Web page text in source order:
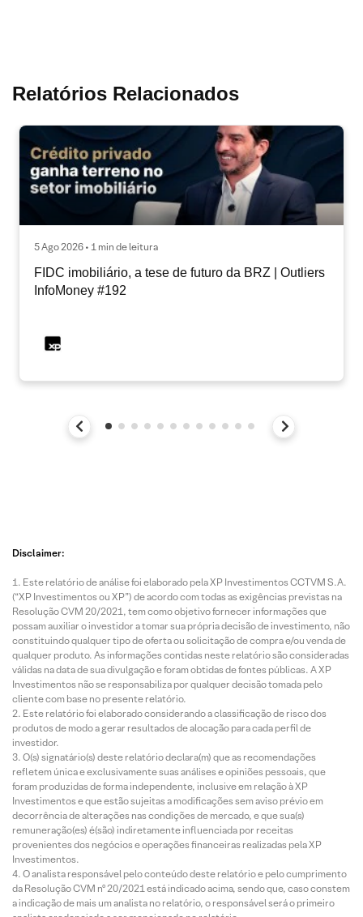
Relatórios Relacionados
5 Ago 2026 • 1 min de leitura
FIDC imobiliário, a tese de futuro da BRZ | Outliers
InfoMoney #192
Disclaimer:
Este relatório de análise foi elaborado pela XP Investimentos CCTVM S.A.
(“XP Investimentos ou XP”) de acordo com todas as exigências previstas na
Resolução CVM 20/2021, tem como objetivo fornecer informações que
possam auxiliar o investidor a tomar sua própria decisão de investimento, não
constituindo qualquer tipo de oferta ou solicitação de compra e/ou venda de
qualquer produto. As informações contidas neste relatório são consideradas
válidas na data de sua divulgação e foram obtidas de fontes públicas. A XP
Investimentos não se responsabiliza por qualquer decisão tomada pelo
cliente com base no presente relatório.
Este relatório foi elaborado considerando a classificação de risco dos
produtos de modo a gerar resultados de alocação para cada perfil de
investidor.
O(s) signatário(s) deste relatório declara(m) que as recomendações
refletem única e exclusivamente suas análises e opiniões pessoais, que
foram produzidas de forma independente, inclusive em relação à XP
Investimentos e que estão sujeitas a modificações sem aviso prévio em
decorrência de alterações nas condições de mercado, e que sua(s)
remuneração(es) é(são) indiretamente influenciada por receitas
provenientes dos negócios e operações financeiras realizadas pela XP
Investimentos.
O analista responsável pelo conteúdo deste relatório e pelo cumprimento
da Resolução CVM nº 20/2021 está indicado acima, sendo que, caso constem
a indicação de mais um analista no relatório, o responsável será o primeiro